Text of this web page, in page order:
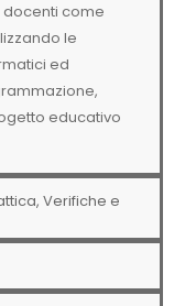
come
le
ed
educativo
Verifiche e